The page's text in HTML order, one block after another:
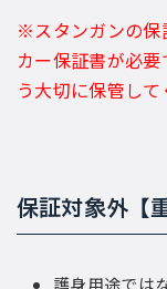
※スタンガンの保
カー保証書が必
う大切に保管して
保証対象外【
護身用途では